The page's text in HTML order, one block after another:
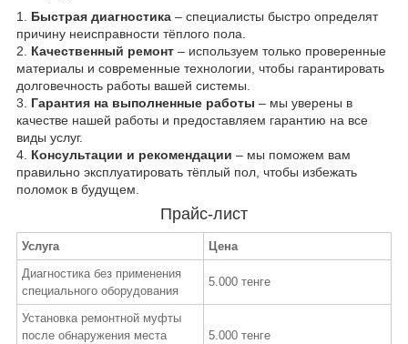
1. Быстрая диагностика – специалисты быстро определят
причину неисправности тёплого пола.
2. Качественный ремонт – используем только проверенные
материалы и современные технологии, чтобы гарантировать
долговечность работы вашей системы.
3. Гарантия на выполненные работы – мы уверены в
качестве нашей работы и предоставляем гарантию на все
виды услуг.
4. Консультации и рекомендации – мы поможем вам
правильно эксплуатировать тёплый пол, чтобы избежать
поломок в будущем.
Прайс-лист
Услуга
Цена
Диагностика без применения
специального оборудования
5.000 тенге
Установка ремонтной муфты
после обнаружения места
5.000 тенге